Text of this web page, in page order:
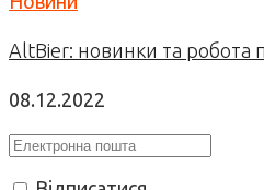
AltBier: новинки та робота
08.12.2022